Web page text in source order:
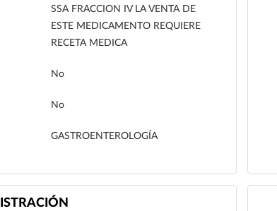
SSA FRACCION IV LA VENTA DE
ESTE MEDICAMENTO REQUIERE
RECETA MEDICA
No
No
GASTROENTEROLOGÍA